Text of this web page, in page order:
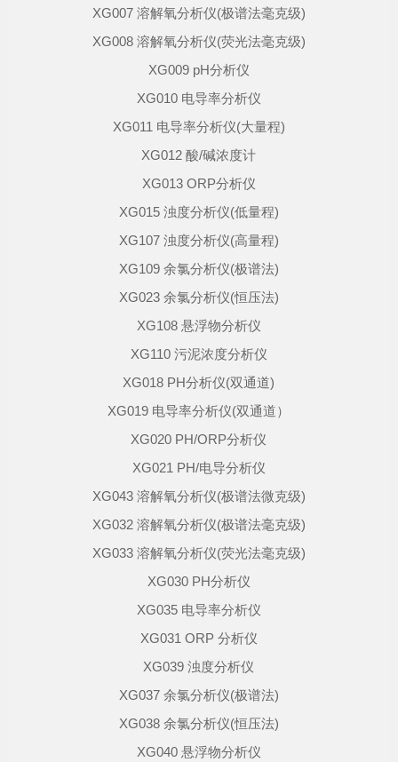
XG007 溶解氧分析仪(极谱法毫克级)
XG008 溶解氧分析仪(荧光法毫克级)
XG009 pH分析仪
XG010 电导率分析仪
XG011 电导率分析仪(大量程)
XG012 酸/碱浓度计
XG013 ORP分析仪
XG015 浊度分析仪(低量程)
XG107 浊度分析仪(高量程)
XG109 余氯分析仪(极谱法)
XG023 余氯分析仪(恒压法)
XG108 悬浮物分析仪
XG110 污泥浓度分析仪
XG018 PH分析仪(双通道)
XG019 电导率分析仪(双通道）
XG020 PH/ORP分析仪
XG021 PH/电导分析仪
XG043 溶解氧分析仪(极谱法微克级)
XG032 溶解氧分析仪(极谱法毫克级)
XG033 溶解氧分析仪(荧光法毫克级)
XG030 PH分析仪
XG035 电导率分析仪
XG031 ORP 分析仪
XG039 浊度分析仪
XG037 余氯分析仪(极谱法)
XG038 余氯分析仪(恒压法)
XG040 悬浮物分析仪